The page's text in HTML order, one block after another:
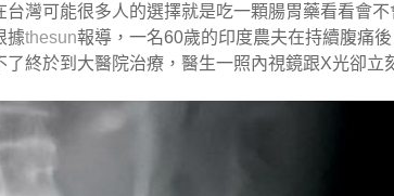
灣可能很多人的選擇就是吃一顆腸胃藥看看會不
據thesun報導，一名60歲的印度農夫在持續腹痛
終於到大醫院治療，醫生一照內視鏡跟X光卻立